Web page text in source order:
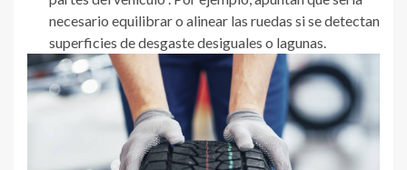
necesario equilibrar o alinear las ruedas si se detectan
superficies de desgaste desiguales o lagunas.